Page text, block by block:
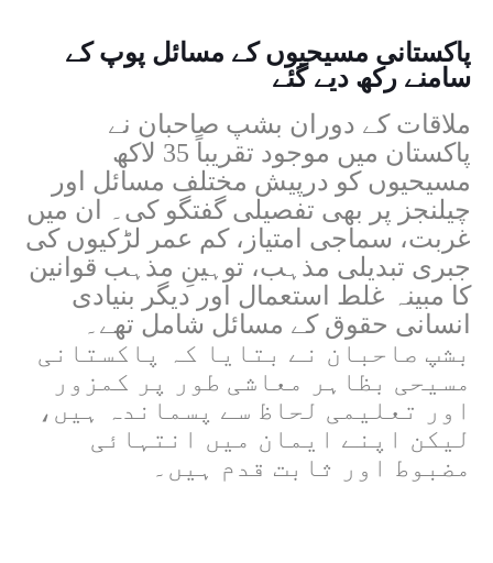
پاکستانی مسیحیوں کے مسائل پوپ کے
سامنے رکھ دیے گئے
ملاقات کے دوران بشپ صاحبان نے
پاکستان میں موجود تقریباً 35 لاکھ
مسیحیوں کو درپیش مختلف مسائل اور
چیلنجز پر بھی تفصیلی گفتگو کی۔ ان میں
غربت، سماجی امتیاز، کم عمر لڑکیوں کی
جبری تبدیلی مذہب، توہینِ مذہب قوانین
کا مبینہ غلط استعمال اور دیگر بنیادی
انسانی حقوق کے مسائل شامل تھے۔
بشپ صاحبان نے بتایا کہ پاکستانی
مسیحی بظاہر معاشی طور پر کمزور
اور تعلیمی لحاظ سے پسماندہ ہیں،
لیکن اپنے ایمان میں انتہائی
مضبوط اور ثابت قدم ہیں۔